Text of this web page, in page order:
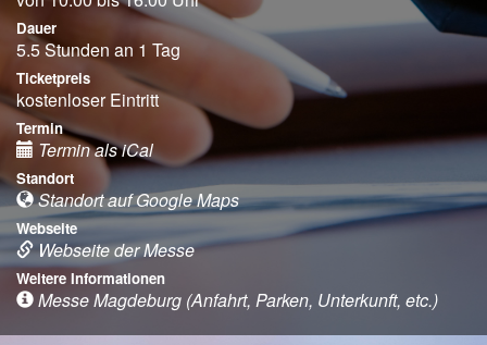
Dauer
5.5 Stunden an 1 Tag
Ticketpreis
kostenloser Eintritt
Termin
Termin als iCal
Standort
Standort auf Google Maps
Webseite
Webseite der Messe
Weitere Informationen
Messe Magdeburg (Anfahrt, Parken, Unterkunft, etc.)